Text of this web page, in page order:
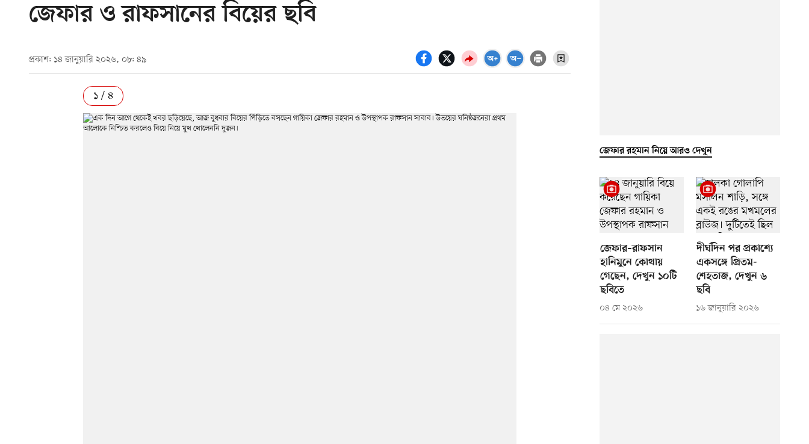
জেফার ও রাফসানের বিয়ের ছবি
প্রকাশ: ১৪ জানুয়ারি ২০২৬, ০৮: ৪৯
১ / ৪
জেফার রহমান নিয়ে আরও দেখুন
জেফার–রাফসান
হানিমুনে কোথায়
গেছেন, দেখুন ১০টি
ছবিতে
০৪ মে ২০২৬
দীর্ঘদিন পর প্রকাশ্যে
একসঙ্গে প্রিতম-
শেহতাজ, দেখুন ৬
ছবি
১৬ জানুয়ারি ২০২৬